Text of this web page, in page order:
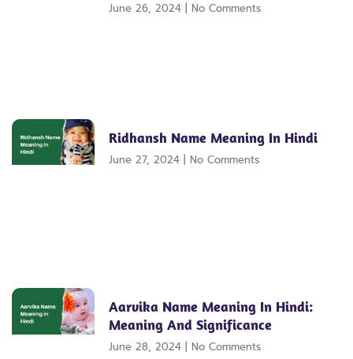
June 26, 2024 No Comments
Ridhansh Name Meaning In Hindi
June 27, 2024 No Comments
Aarvika Name Meaning In Hindi:
Meaning And Significance
June 28, 2024 No Comments